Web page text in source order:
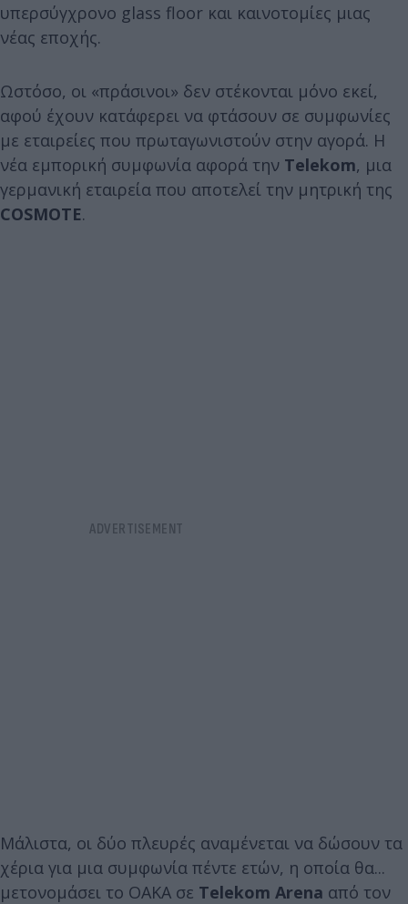
υπερσύγχρονο glass floor και καινοτομίες μιας
νέας εποχής.
Ωστόσο, οι «πράσινοι» δεν στέκονται μόνο εκεί,
αφού έχουν κατάφερει να φτάσουν σε συμφωνίες
με εταιρείες που πρωταγωνιστούν στην αγορά. Η
νέα εμπορική συμφωνία αφορά την Telekom, μια
γερμανική εταιρεία που αποτελεί την μητρική της
COSMOTE.
Μάλιστα, οι δύο πλευρές αναμένεται να δώσουν τα
χέρια για μια συμφωνία πέντε ετών, η οποία θα...
μετονομάσει το ΟΑΚΑ σε Telekom Arena από τον